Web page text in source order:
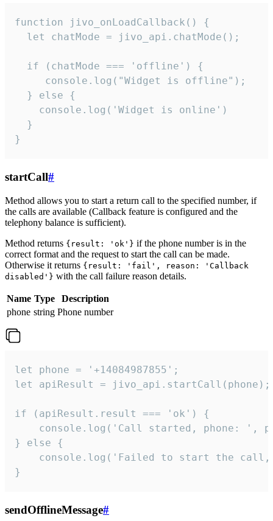
function jivo_onLoadCallback() {
  let chatMode = jivo_api.chatMode();
  if (chatMode === 'offline') {
     console.log("Widget is offline");
  } else {
    console.log('Widget is online')
  }
}
startCall#
Method allows you to start a return call to the specified number, if
the calls are available (Callback feature is configured and the
telephony balance is sufficient).
Method returns {result: 'ok'} if the phone number is in the
correct format and the request to start the call can be made.
Otherwise it returns {result: 'fail', reason: 'Callback
disabled'} with the call failure reason details.
Name Type
Description
phone string Phone number
let phone = '+14084987855';
let apiResult = jivo_api.startCall(phone);
if (apiResult.result === 'ok') {
console.log('Call started, phone: ',
} else {
console.log('Failed to start the
}
sendOfflineMessage#